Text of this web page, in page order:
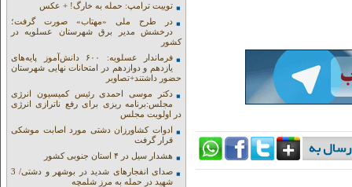
توییت ترامپ: حمله به خارگ! + عکس
در طرح ملی «مهتاب» صورت گرفت؛
درخشش مدیر برق شهرستان عسلویه در
کشور
فرماندار عسلویه: ۶۰۰ دانش‌آموز پایه‌های
یازدهم و دوازدهم در امتحانات نهایی شهرستان
حضور داشتند+تصاویر
دکتر موسی احمدی رئیس کمیسیون انرژی
مجلس:برنامه ریزی برای رفع ناترازی انرژی
در اولویت مجلس
ادوات کشاورزان دشتی مورد اصابت موشکی
قرار گرفت
هشدار سیل در ۴ استان جنوبی کشور
صدای انفجارهای شدید در بوشهر و دشتی/ 3
شهید در حمله به مرز شلمچه